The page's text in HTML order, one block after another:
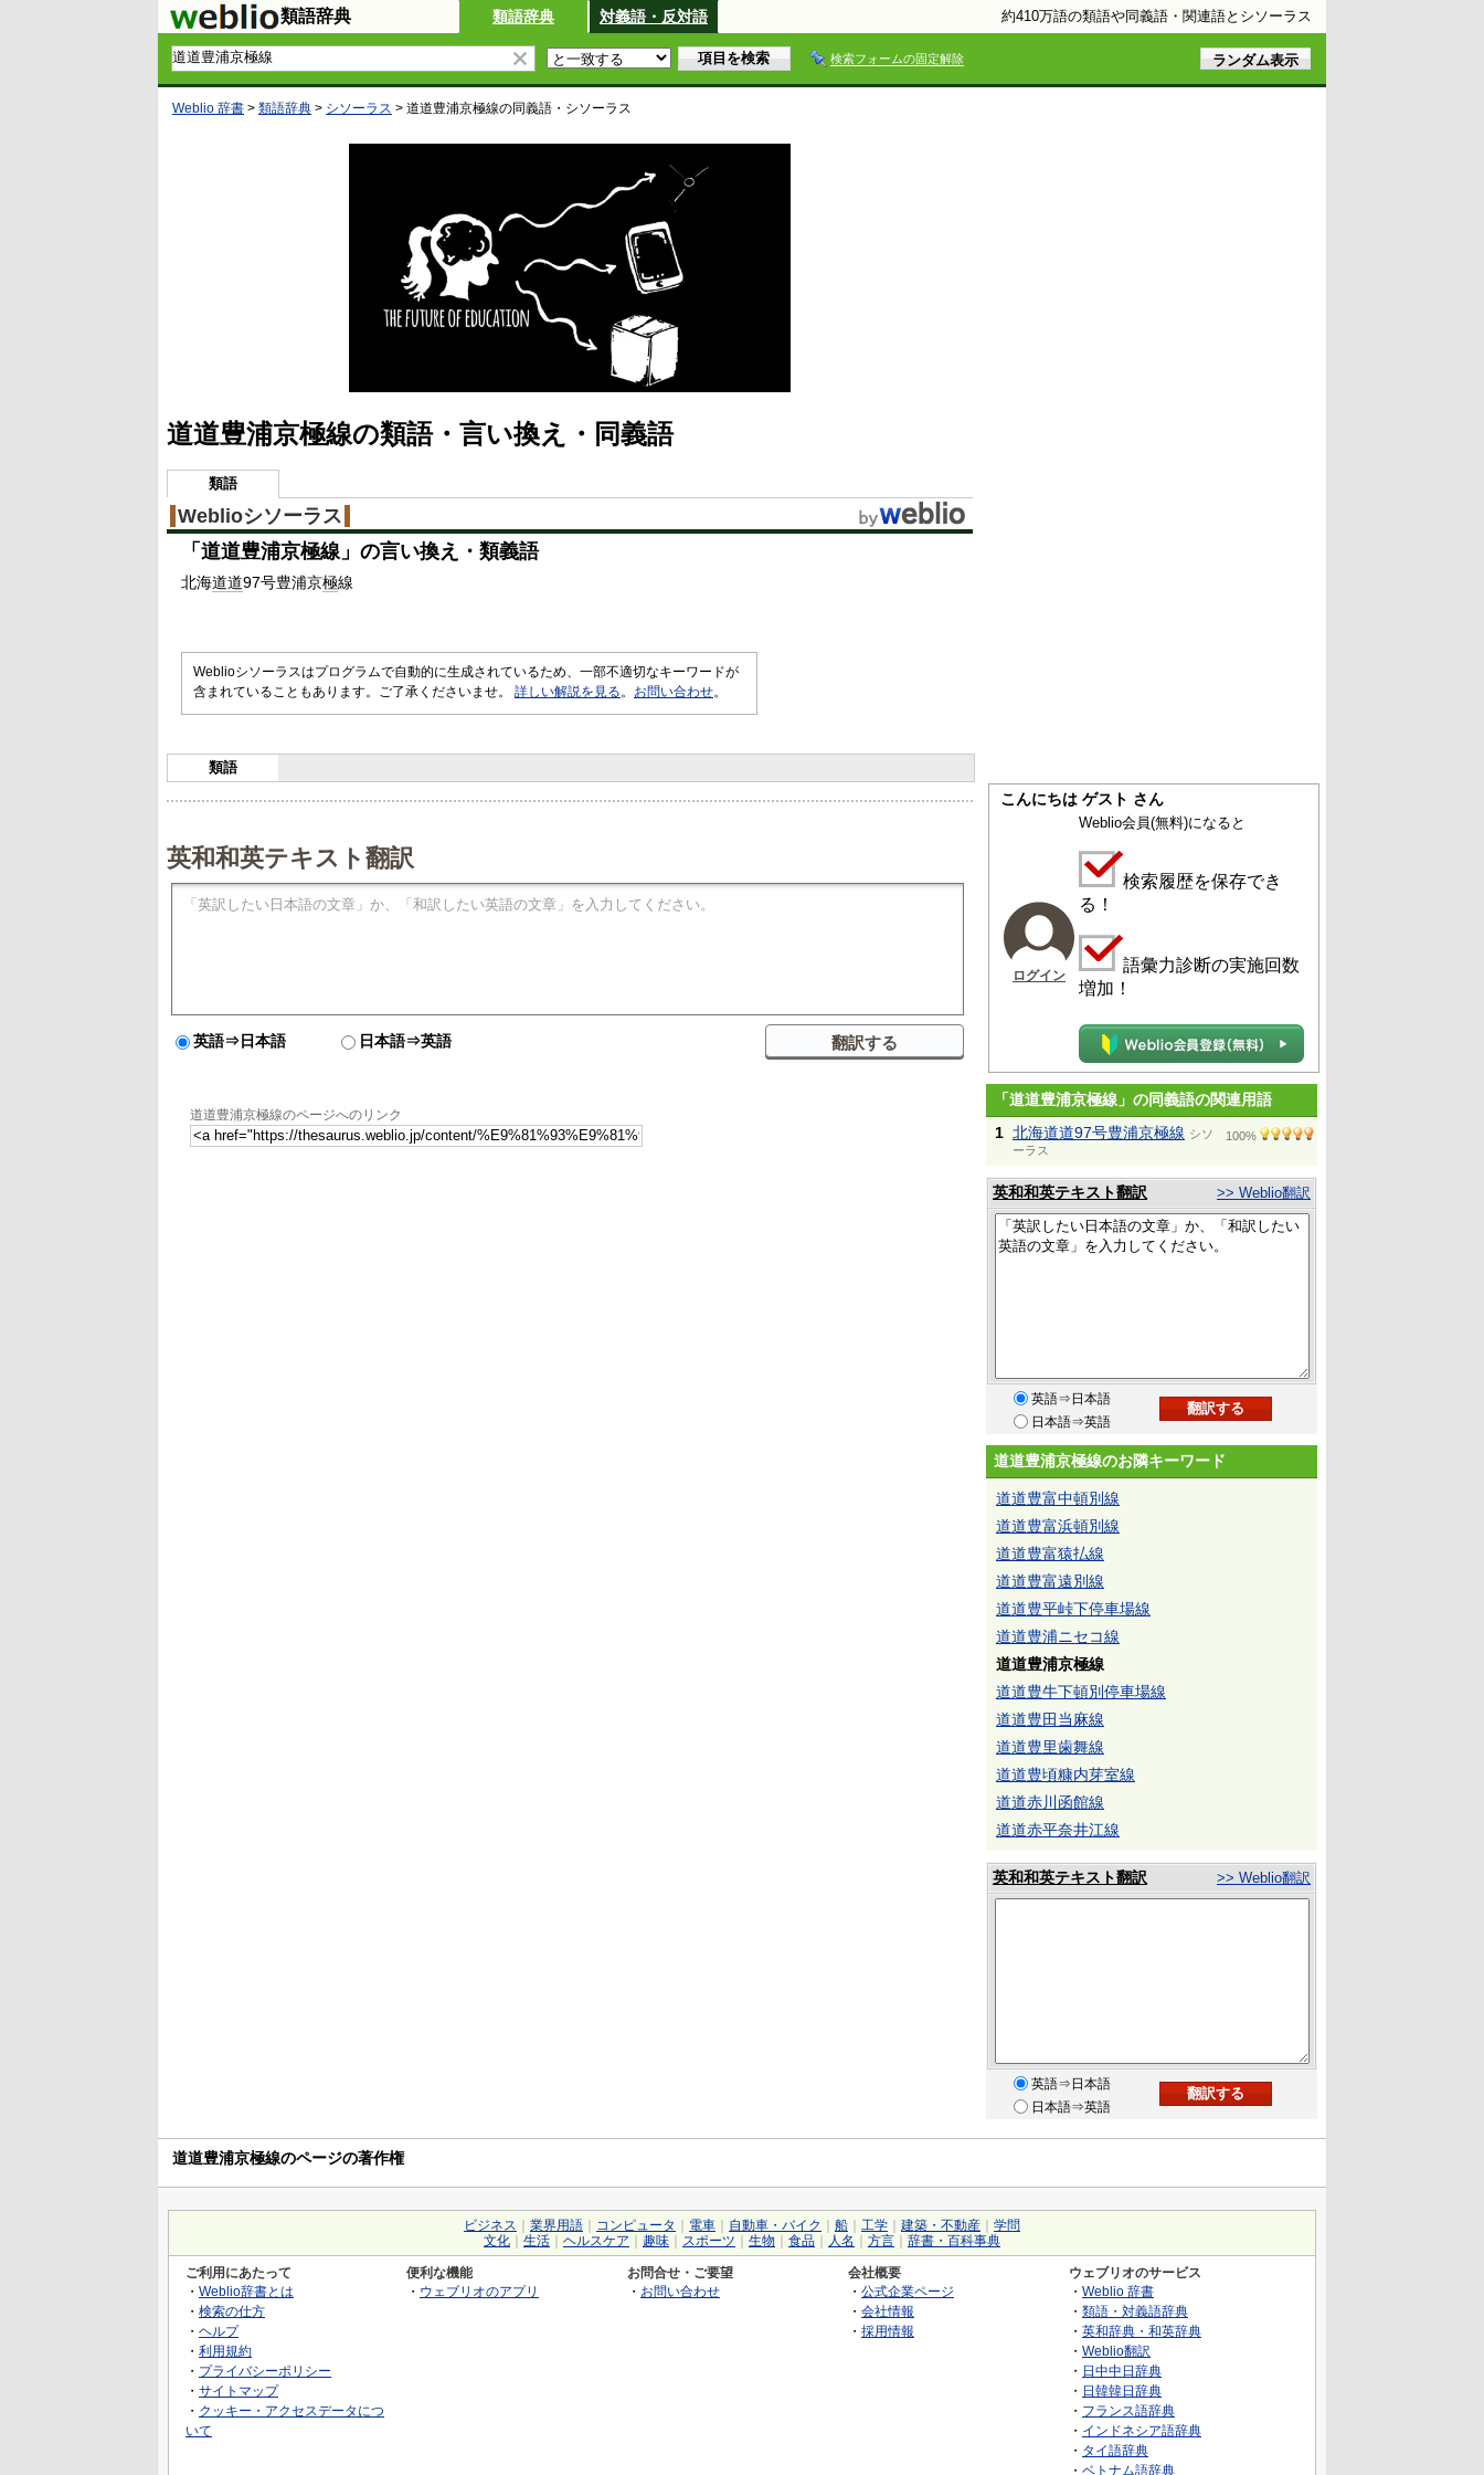
類語辞典 類語辞典 対義語・反対語 約410万語の類語や同義語・関連語とシソーラス
検索フォームの固定解除
Weblio 辞書 > 類語辞典 > シソーラス > 道道豊浦京極線の同義語・シソーラス
道道豊浦京極線の類語・言い換え・同義語
類語
Weblioシソーラス
「 道道豊浦京極線」の言い換え・類義語
北海道道97号豊浦京極線
Weblioシソーラスはプログラムで自動的に生成されているため、一部不適切なキーワードが
含まれていることもあります。ご了承くださいませ。 詳しい解説を見る 。 お問い合わせ。
類語
英和和英テキスト翻訳
英語⇒日本語 日本語⇒英語
道道豊浦京極線のページへのリンク
こんにちは ゲスト さん
ログイン
Weblio会員(無料)になると
検索履歴を保存でき
る！
語彙力診断の実施回数
増加！
「道道豊浦京極線」の同義語の関連用語
1 北海道道97号豊浦京極線 シソ
ーラス
100%
英和和英テキスト翻訳 >> Weblio翻訳
英語⇒日本語
日本語⇒英語
道道豊浦京極線のお隣キーワード
道道豊富中頓別線
道道豊富浜頓別線
道道豊富猿払線
道道豊富遠別線
道道豊平峠下停車場線
道道豊浦ニセコ線
道道豊浦京極線
道道豊牛下頓別停車場線
道道豊田当麻線
道道豊里歯舞線
道道豊頃糠内芽室線
道道赤川函館線
道道赤平奈井江線
英和和英テキスト翻訳 >> Weblio翻訳
英語⇒日本語
日本語⇒英語
道道豊浦京極線のページの著作権
ビジネス 業界用語 コンピュータ 電車 自動車・バイク 船 工学 建築・不動産
学問
文化
生活 ヘルスケア 趣味 スポーツ 生物 食品 人名 方言 辞書・百科事典
ご利用にあたって
・ Weblio辞書とは
・ 検索の仕方
・ ヘルプ
・ 利用規約
・ プライバシーポリシー
・ サイトマップ
・ クッキー・アクセスデータにつ
いて
便利な機能
・ ウェブリオのアプリ
お問合せ・ご要望
・ お問い合わせ
会社概要
・ 公式企業ページ
・ 会社情報
・ 採用情報
ウェブリオのサービス
・ Weblio 辞書
・ 類語・対義語辞典
・ 英和辞典・和英辞典
・ Weblio翻訳
・ 日中中日辞典
・ 日韓韓日辞典
・ フランス語辞典
・ インドネシア語辞典
・ タイ語辞典
・ ベトナム語辞典